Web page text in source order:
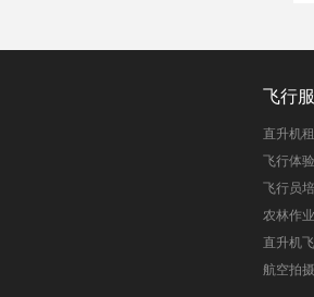
飞行
直升机
飞行体验
飞行员培
农林作业
直升机
航空拍摄